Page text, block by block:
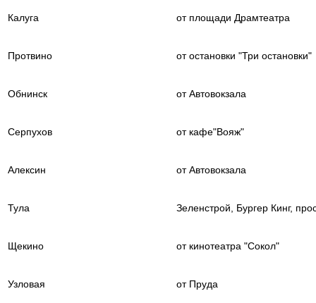
Калуга от площади Драмтеатра
Протвино от остановки "Три остановки"
Обнинск от Автовокзала
Серпухов от кафе"Вояж"
Алексин от Автовокзала
Тула Зеленстрой, Бургер Кинг,
Щекино от кинотеатра "Сокол"
Узловая от Пруда